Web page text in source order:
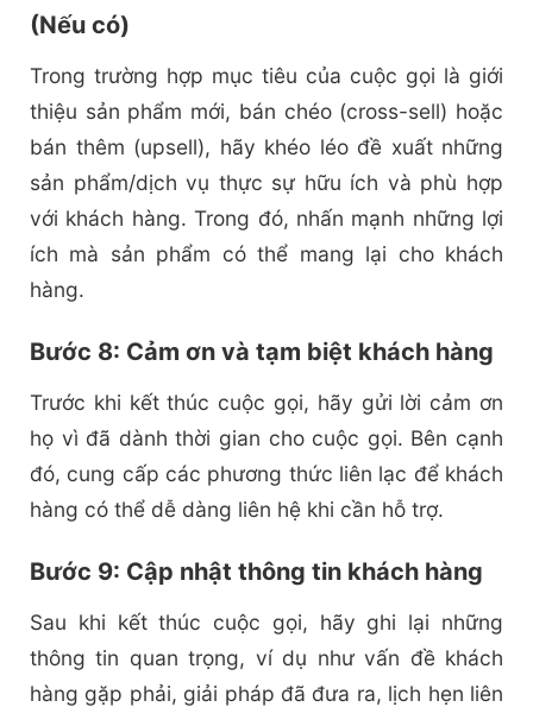
(Nếu có)
Trong trường hợp mục tiêu của cuộc gọi là giới
thiệu sản phẩm mới, bán chéo (cross-sell) hoặc
bán thêm (upsell), hãy khéo léo đề xuất những
sản phẩm/dịch vụ thực sự hữu ích và phù hợp
với khách hàng. Trong đó, nhấn mạnh những lợi
ích mà sản phẩm có thể mang lại cho khách
hàng.
Bước 8: Cảm ơn và tạm biệt khách hàng
Trước khi kết thúc cuộc gọi, hãy gửi lời cảm ơn
họ vì đã dành thời gian cho cuộc gọi. Bên cạnh
đó, cung cấp các phương thức liên lạc để khách
hàng có thể dễ dàng liên hệ khi cần hỗ trợ.
Bước 9: Cập nhật thông tin khách hàng
Sau khi kết thúc cuộc gọi, hãy ghi lại những
thông tin quan trọng, ví dụ như vấn đề khách
hàng gặp phải, giải pháp đã đưa ra, lịch hẹn liên